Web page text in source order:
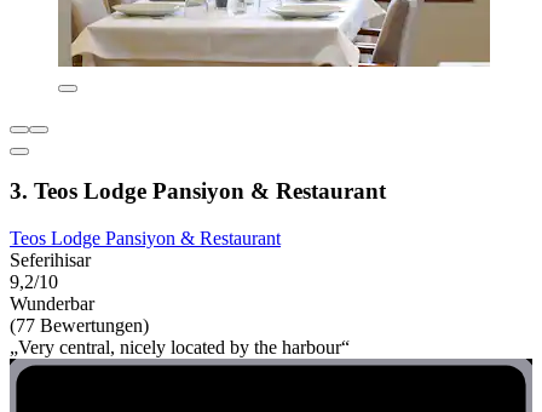
3. Teos Lodge Pansiyon & Restaurant
Teos Lodge Pansiyon & Restaurant
Seferihisar
9,2/10
Wunderbar
(77 Bewertungen)
„Very central, nicely located by the harbour“